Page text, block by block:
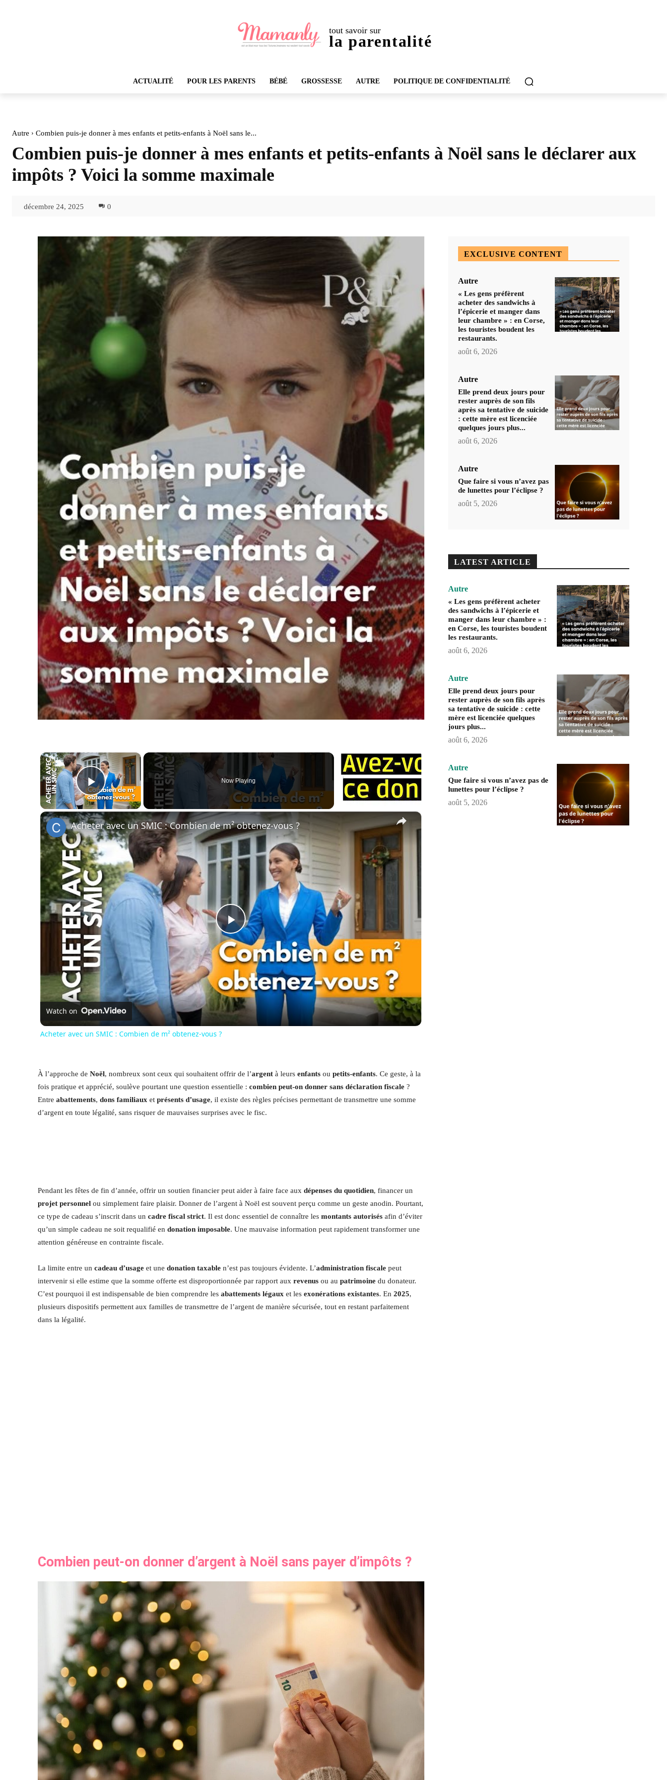
tout savoir sur
la parentalité
ACTUALITÉ POUR LES PARENTS BÉBÉ GROSSESSE AUTRE POLITIQUE DE CONFIDENTIALITÉ
Autre Combien puis-je donner à mes enfants et petits-enfants à Noël sans le...
Combien puis-je donner à mes enfants et petits-enfants à Noël sans le déclarer aux
impôts ? Voici la somme maximale
décembre 24, 2025 0
×
Play Video
Now Playing
×
Play
Video
Acheter avec un SMIC : Combien de m² obtenez-vous ?
Watch on
Acheter avec un SMIC : Combien de m² obtenez-vous ?
À l’approche de Noël, nombreux sont ceux qui souhaitent offrir de l’argent à leurs enfants ou petits-enfants. Ce geste, à la
fois pratique et apprécié, soulève pourtant une question essentielle : combien peut-on donner sans déclaration fiscale ?
Entre abattements, dons familiaux et présents d’usage, il existe des règles précises permettant de transmettre une somme
d’argent en toute légalité, sans risquer de mauvaises surprises avec le fisc.
Pendant les fêtes de fin d’année, offrir un soutien financier peut aider à faire face aux dépenses du quotidien, financer un
projet personnel ou simplement faire plaisir. Donner de l’argent à Noël est souvent perçu comme un geste anodin. Pourtant,
ce type de cadeau s’inscrit dans un cadre fiscal strict. Il est donc essentiel de connaître les montants autorisés afin d’éviter
qu’un simple cadeau ne soit requalifié en donation imposable. Une mauvaise information peut rapidement transformer une
attention généreuse en contrainte fiscale.
La limite entre un cadeau d’usage et une donation taxable n’est pas toujours évidente. L’administration fiscale peut
intervenir si elle estime que la somme offerte est disproportionnée par rapport aux revenus ou au patrimoine du donateur.
C’est pourquoi il est indispensable de bien comprendre les abattements légaux et les exonérations existantes. En 2025,
plusieurs dispositifs permettent aux familles de transmettre de l’argent de manière sécurisée, tout en restant parfaitement
dans la légalité.
Combien peut-on donner d’argent à Noël sans payer d’impôts ?
EXCLUSIVE CONTENT
Autre
« Les gens préfèrent
acheter des sandwichs à
l’épicerie et manger dans
leur chambre » : en Corse,
les touristes boudent les
restaurants.
août 6, 2026
Autre
Elle prend deux jours pour
rester auprès de son fils
après sa tentative de suicide
: cette mère est licenciée
quelques jours plus...
août 6, 2026
Autre
Que faire si vous n’avez pas
de lunettes pour l’éclipse ?
août 5, 2026
LATEST ARTICLE
Autre
« Les gens préfèrent acheter
des sandwichs à l’épicerie et
manger dans leur chambre » :
en Corse, les touristes boudent
les restaurants.
août 6, 2026
Autre
Elle prend deux jours pour
rester auprès de son fils après
sa tentative de suicide : cette
mère est licenciée quelques
jours plus...
août 6, 2026
Autre
Que faire si vous n’avez pas de
lunettes pour l’éclipse ?
août 5, 2026